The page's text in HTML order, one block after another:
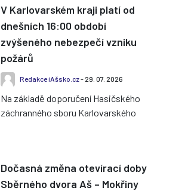
V Karlovarském kraji platí od
dnešních 16:00 období
zvýšeného nebezpečí vzniku
požárů
Redakce iAšsko.cz- 29. 07. 2026
Na základě doporučení Hasičského
záchranného sboru Karlovarského
Dočasná změna otevírací doby
Sběrného dvora Aš – Mokřiny